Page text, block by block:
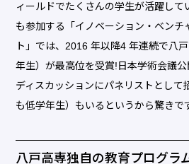
ィールドでたくさんの学生が活躍して
も参加する「イノベーション・ベンチ
ト」では、2016 年以降4 年連続で八
年生）が最高位を受賞!日本学術会議
ディスカッションにパネリストとして
も低学年生）もいるというから驚きで
八戸高専独自の教育プログラ